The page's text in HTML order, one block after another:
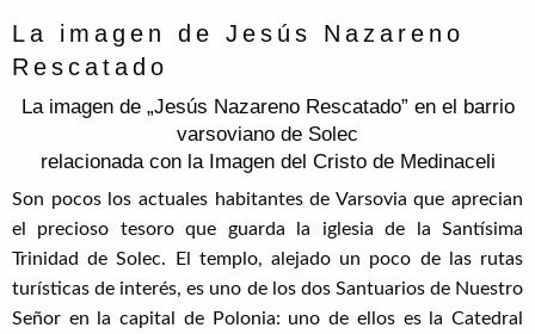
La imagen de Jesús Nazareno
Rescatado
La imagen de „Jesús Nazareno Rescatado” en el barrio
varsoviano de Solec
relacionada con la Imagen del Cristo de Medinaceli
Son pocos los actuales habitantes de Varsovia que aprecian
el precioso tesoro que guarda la iglesia de la Santísima
Trinidad de Solec. El templo, alejado un poco de las rutas
turísticas de interés, es uno de los dos Santuarios de Nuestro
Señor en la capital de Polonia: uno de ellos es la Catedral